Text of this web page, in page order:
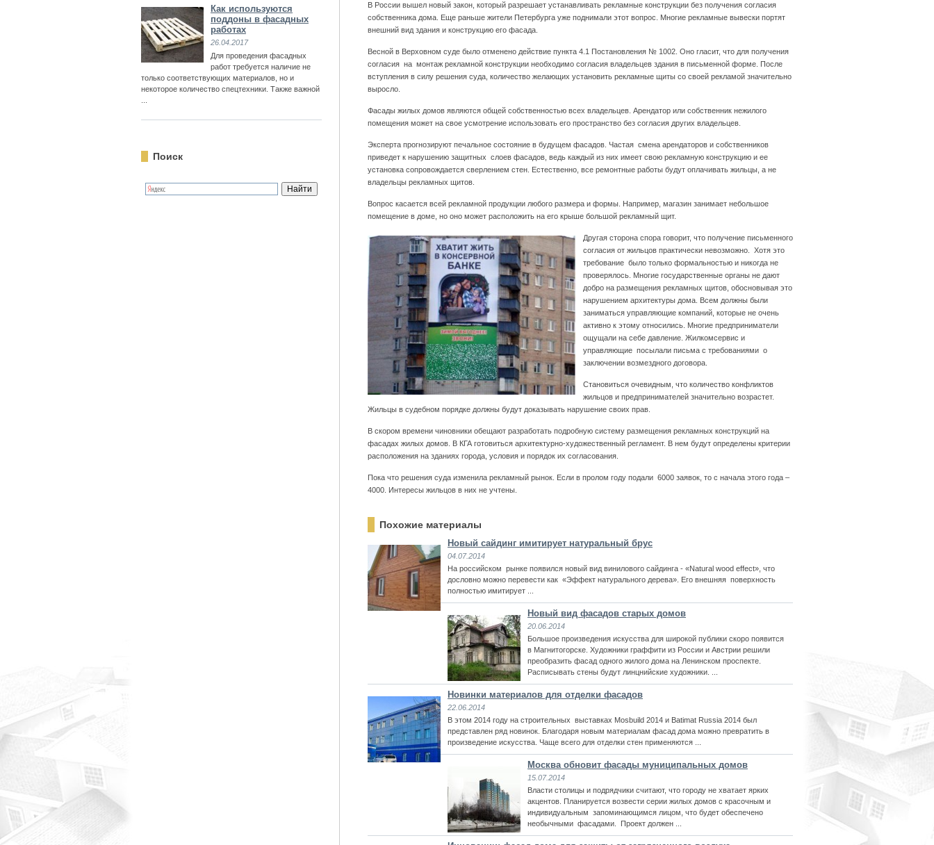
Как используются
поддоны в фасадных
работах
26.04.2017
Для проведения фасадных
работ требуется наличие не
только соответствующих материалов, но и
некоторое количество спецтехники. Также важной
Поиск
В России вышел новый закон, который разрешает устанавливать рекламные конструкции без получения согласия
собственника дома. Еще раньше жители Петербурга уже поднимали этот вопрос. Многие рекламные вывески портят
внешний вид здания и конструкцию его фасада.
Весной в Верховном суде было отменено действие пункта 4.1 Постановления № 1002. Оно гласит, что для получения
согласия на монтаж рекламной конструкции необходимо согласия владельцев здания в письменной форме. После
вступления в силу решения суда, количество желающих установить рекламные щиты со своей рекламой значительно
выросло.
Фасады жилых домов являются общей собственностью всех владельцев. Арендатор или собственник нежилого
помещения может на свое усмотрение использовать его пространство без согласия других владельцев.
Эксперта прогнозируют печальное состояние в будущем фасадов. Частая смена арендаторов и собственников
приведет к нарушению защитных слоев фасадов, ведь каждый из них имеет свою рекламную конструкцию и ее
установка сопровождается сверлением стен. Естественно, все ремонтные работы будут оплачивать жильцы, а не
владельцы рекламных щитов.
Вопрос касается всей рекламной продукции любого размера и формы. Например, магазин занимает небольшое
помещение в доме, но оно может расположить на его крыше большой рекламный щит.
Другая сторона спора говорит, что получение письменного
согласия от жильцов практически невозможно. Хотя это
требование было только формальностью и никогда не
проверялось. Многие государственные органы не дают
добро на размещения рекламных щитов, обосновывая это
нарушением архитектуры дома. Всем должны были
заниматься управляющие компаний, которые не очень
активно к этому относились. Многие предприниматели
ощущали на себе давление. Жилкомсервис и
управляющие посылали письма с требованиями о
заключении возмездного договора.
Становиться очевидным, что количество конфликтов
жильцов и предпринимателей значительно возрастет.
Жильцы в судебном порядке должны будут доказывать нарушение своих прав.
В скором времени чиновники обещают разработать подробную систему размещения рекламных конструкций на
фасадах жилых домов. В КГА готовиться архитектурно-художественный регламент. В нем будут определены критерии
расположения на зданиях города, условия и порядок их согласования.
Пока что решения суда изменила рекламный рынок. Если в пролом году подали 6000 заявок, то с начала этого года –
4000. Интересы жильцов в них не учтены.
Похожие материалы
Новый сайдинг имитирует натуральный брус
04.07.2014
На российском рынке появился новый вид винилового сайдинга - «Natural wood effect», что
дословно можно перевести как «Эффект натурального дерева». Его внешняя поверхность
полностью имитирует ...
Новый вид фасадов старых домов
20.06.2014
Большое произведения искусства для широкой публики скоро появится
в Магнитогорске. Художники граффити из России и Австрии решили
преобразить фасад одного жилого дома на Ленинском проспекте.
Расписывать стены будут линцнийские художники. ...
Новинки материалов для отделки фасадов
22.06.2014
В этом 2014 году на строительных выставках Mosbuild 2014 и Batimat Russia 2014 был
представлен ряд новинок. Благодаря новым материалам фасад дома можно превратить в
произведение искусства. Чаще всего для отделки стен применяются ...
Москва обновит фасады муниципальных домов
15.07.2014
Власти столицы и подрядчики считают, что городу не хватает ярких
акцентов. Планируется возвести серии жилых домов с красочным и
индивидуальным запоминающимся лицом, что будет обеспечено
необычными фасадами. Проект должен ...